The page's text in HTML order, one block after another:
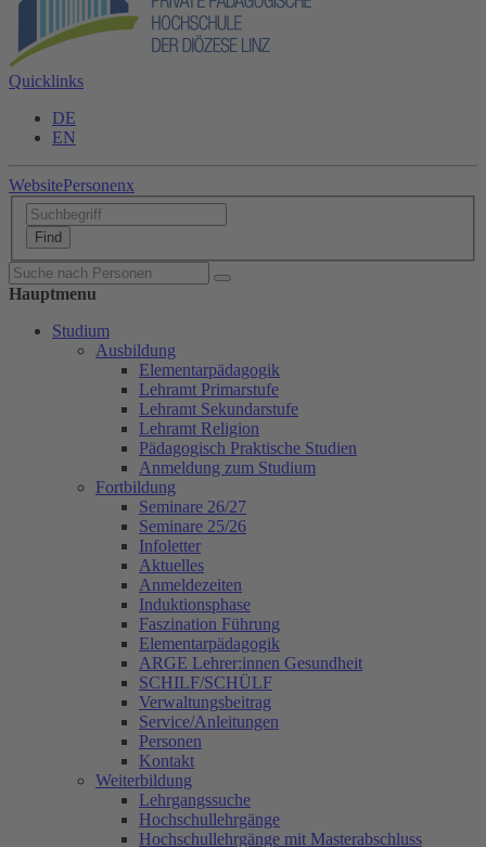
Quicklinks
DE
EN
WebsitePersonenx
Hauptmenu
Studium
Ausbildung
Elementarpädagogik
Lehramt Primarstufe
Lehramt Sekundarstufe
Lehramt Religion
Pädagogisch Praktische Studien
Anmeldung zum Studium
Fortbildung
Seminare 26/27
Seminare 25/26
Infoletter
Aktuelles
Anmeldezeiten
Induktionsphase
Faszination Führung
Elementarpädagogik
ARGE Lehrer:innen Gesundheit
SCHILF/SCHÜLF
Verwaltungsbeitrag
Service/Anleitungen
Personen
Kontakt
Weiterbildung
Lehrgangssuche
Hochschullehrgänge
Hochschullehrgänge mit Masterabschluss